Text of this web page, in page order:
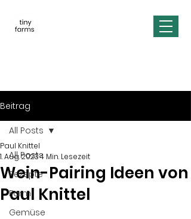
Beitrag
All Posts
Rezepte
Farm
Gemüse
All Posts
Wein-Pairing Ideen von
Paul Knittel
Paul Knittel
1. Aug. 20234 Min. Lesezeit